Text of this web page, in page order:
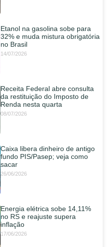
Etanol na gasolina sobe para
32% e muda mistura obrigatória
no Brasil
14/07/2026
Receita Federal abre consulta
da restituição do Imposto de
Renda nesta quarta
08/07/2026
Caixa libera dinheiro de antigo
fundo PIS/Pasep; veja como
sacar
26/06/2026
Energia elétrica sobe 14,11%
no RS e reajuste supera
inflação
17/06/2026